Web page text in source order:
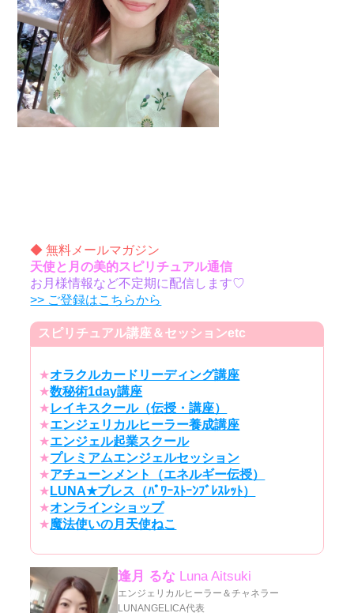
◆ 無料メールマガジン
天使と月の美的スピリチュアル通信
お月様情報など不定期に配信します♡
>> ご登録はこちらから
スピリチュアル講座＆セッションetc
★オラクルカードリーディング講座
★数秘術1day講座
★レイキスクール（伝授・講座）
★エンジェリカルヒーラー養成講座
★エンジェル起業スクール
★プレミアムエンジェルセッション
★アチューンメント（エネルギー伝授）
★ LUNA★ブレス（ﾊﾟﾜｰｽﾄｰﾝﾌﾞﾚｽﾚｯﾄ）
★オンラインショップ
★魔法使いの月天使ねこ
逢月 るな Luna Aitsuki
エンジェリカルヒーラー＆チャネラー
LUNANGELICA代表